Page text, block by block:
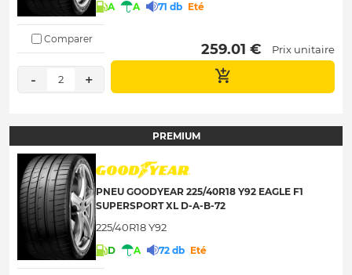
A A 71 db Eté
Comparer
- 2 +
259.01 € Prix unitaire
PREMIUM
PNEU GOODYEAR 225/40R18 Y92 EAGLE F1
SUPERSPORT XL D-A-B-72
225/40R18 Y92
D A 72 db Eté